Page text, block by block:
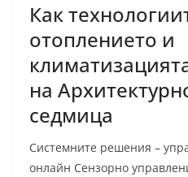
Как
отоплението и
на
седмица
Системните решения –
онлайн Сензорно